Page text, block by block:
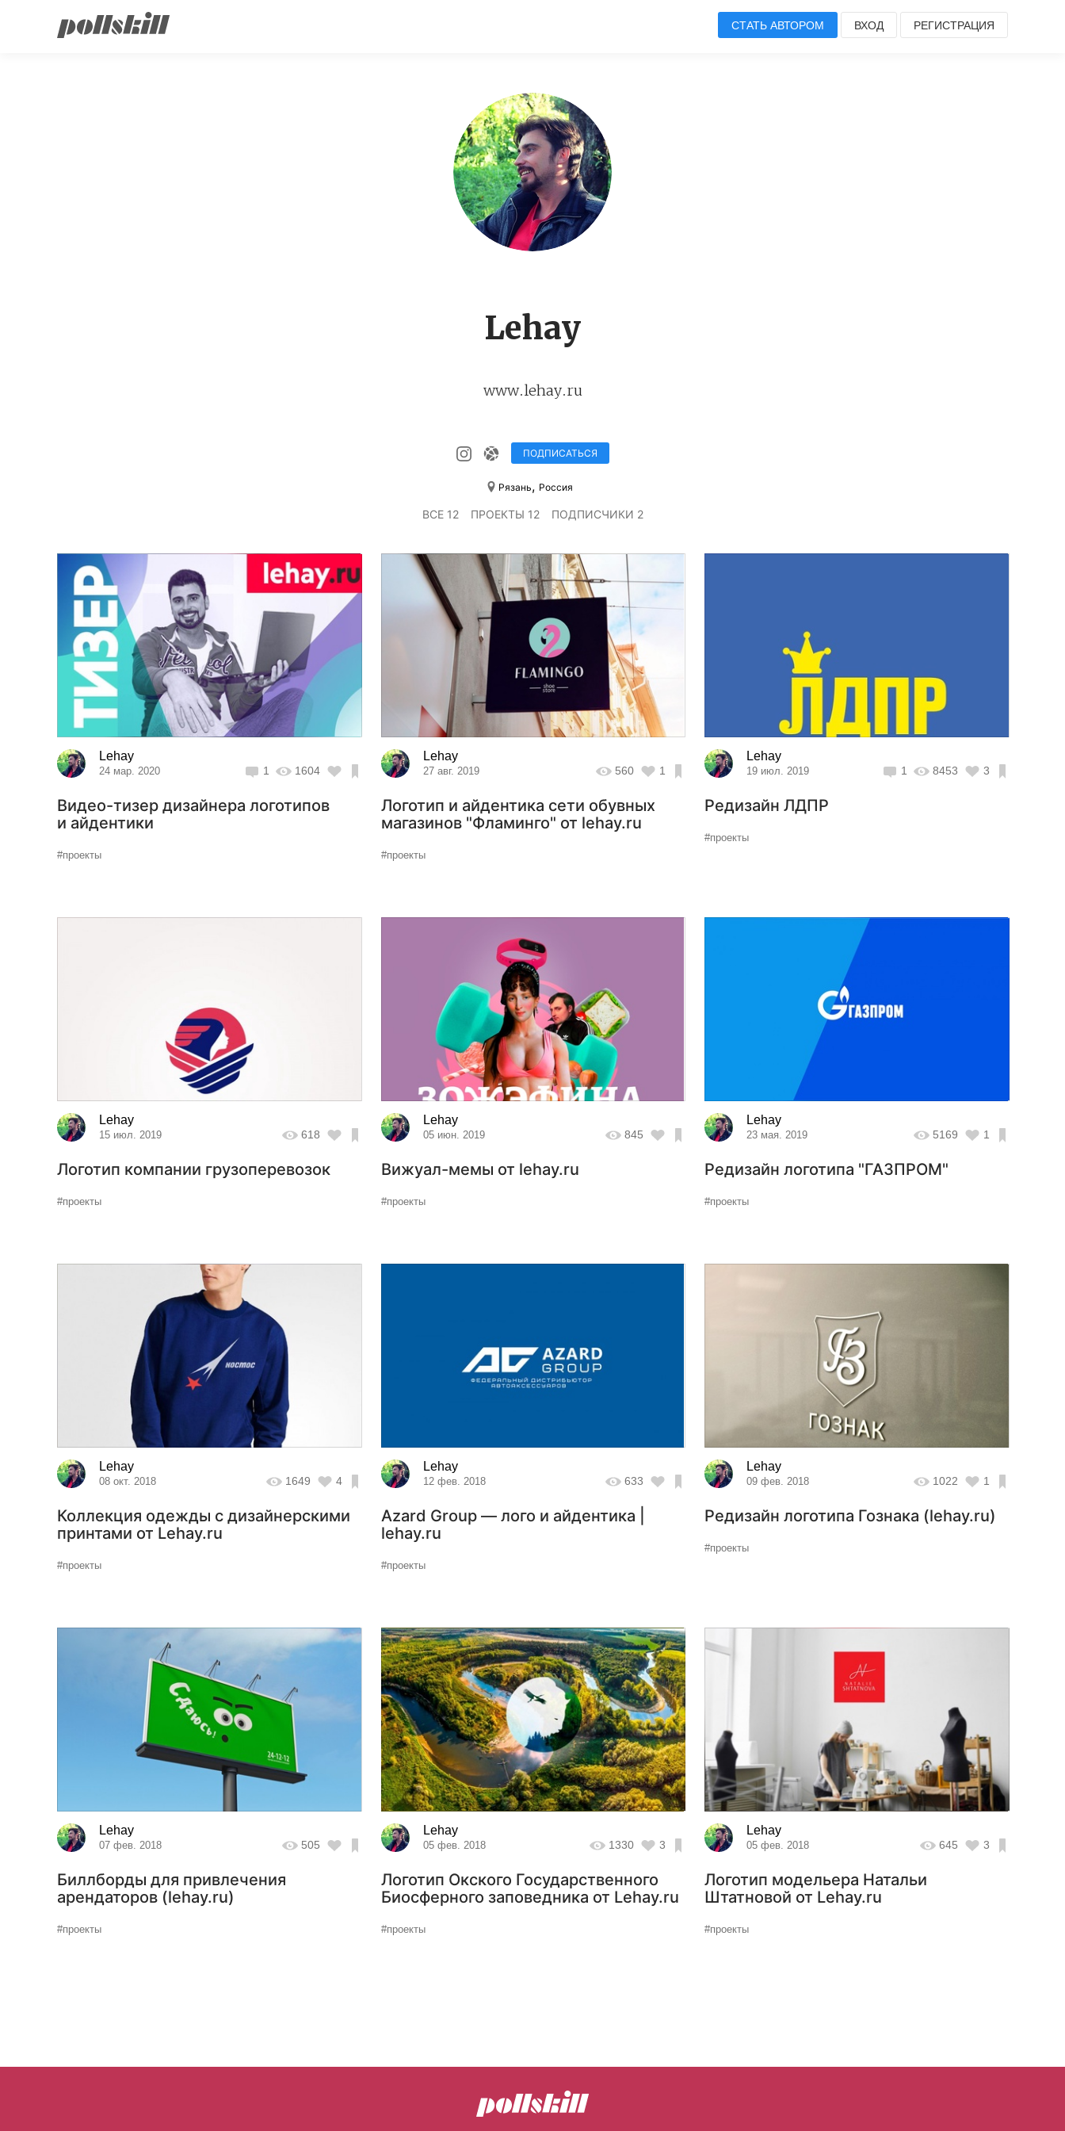
СТАТЬ АВТОРОМ ВХОД РЕГИСТРАЦИЯ
Lehay
www.lehay.ru
ПОДПИСАТЬСЯ
Рязань, Россия
ВСЕ 12 ПРОЕКТЫ 12 ПОДПИСЧИКИ 2
Lehay
24 мар. 2020 1 1604
Видео-тизер дизайнера логотипов
и айдентики
#проекты
Lehay
27 авг. 2019 560 1
Логотип и айдентика сети обувных
магазинов "Фламинго" от lehay.ru
#проекты
Lehay
19 июл. 2019 1 8453 3
Редизайн ЛДПР
#проекты
Lehay
15 июл. 2019 618
Логотип компании грузоперевозок
#проекты
Lehay
05 июн. 2019 845
Вижуал-мемы от lehay.ru
#проекты
Lehay
23 мая. 2019 5169 1
Редизайн логотипа "ГАЗПРОМ"
#проекты
Lehay
08 окт. 2018 1649 4
Коллекция одежды с дизайнерскими
принтами от Lehay.ru
#проекты
Lehay
12 фев. 2018 633
Azard Group — лого и айдентика |
lehay.ru
#проекты
Lehay
09 фев. 2018 1022 1
Редизайн логотипа Гознака (lehay.ru)
#проекты
Lehay
07 фев. 2018 505
Биллборды для привлечения
арендаторов (lehay.ru)
#проекты
Lehay
05 фев. 2018 1330 3
Логотип Окского Государственного
Биосферного заповедника от Lehay.ru
#проекты
Lehay
05 фев. 2018 645 3
Логотип модельера Натальи
Штатновой от Lehay.ru
#проекты